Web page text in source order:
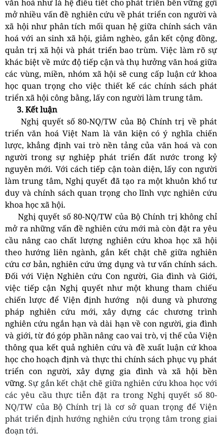
văn hoá như là hệ điều tiết cho phát triển bền vững gợi
mở nhiều vấn đề nghiên cứu về phát triển con người và
xã hội như phân tích mối quan hệ giữa chính sách văn
hoá với an sinh xã hội, giảm nghèo, gắn kết cộng đồng,
quản trị xã hội và phát triển bao trùm. Việc làm rõ sự
khác biệt về mức độ tiếp cận và thụ hưởng văn hoá giữa
các vùng, miền, nhóm xã hội sẽ cung cấp luận cứ khoa
học quan trọng cho việc thiết kế các chính sách phát
triển xã hội công bằng, lấy con người làm trung tâm.
3. Kết luận
Nghị quyết số 80-NQ/TW của Bộ Chính trị về phát
triển văn hoá Việt Nam là văn kiện có ý nghĩa chiến
lược, khẳng định vai trò nền tảng của văn hoá và con
người trong sự nghiệp phát triển đất nước trong kỷ
nguyên mới. Với cách tiếp cận toàn diện, lấy con người
làm trung tâm, Nghị quyết đã tạo ra một khuôn khổ tư
duy và chính sách quan trọng cho lĩnh vực nghiên cứu
khoa học xã hội.
Nghị quyết số 80-NQ/TW của Bộ Chính trị không chỉ
mở ra những vấn đề nghiên cứu mới mà còn đặt ra yêu
cầu nâng cao chất lượng nghiên cứu khoa học xã hội
theo hướng liên ngành, gắn kết chặt chẽ giữa nghiên
cứu cơ bản, nghiên cứu ứng dụng và tư vấn chính sách.
Đối với Viện Nghiên cứu Con người, Gia đình và Giới,
việc tiếp cận Nghị quyết như một khung tham chiếu
chiến lược để Viện định hướng nội dung và phương
pháp nghiên cứu mới, xây dựng các chương trình
nghiên cứu ngắn hạn và dài hạn về con người, gia đình
và giới, từ đó góp phần nâng cao vai trò, vị thế của Viện
thông qua kết quả nghiên cứu và đề xuất luận cứ khoa
học cho hoạch định và thực thi chính sách phục vụ phát
triển con người, xây dựng gia đình và xã hội bền
vững.Sự gắn kết chặt chẽ giữa nghiên cứu khoa học với
các yêu cầu thực tiễn đặt ra trong Nghị quyết số 80-
NQ/TW của Bộ Chính trị là cơ sở quan trọng để Viện
phát triển định hướng nghiên cứu trọng tâm trong giai
đoạn tới.